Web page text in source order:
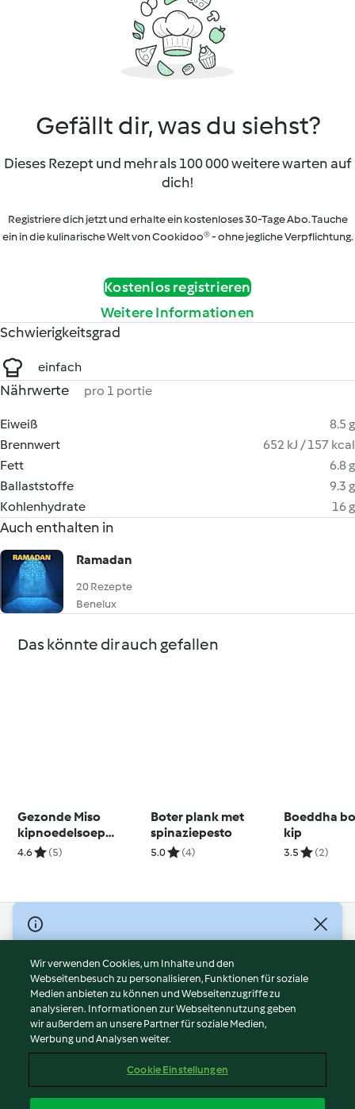
Gefällt dir, was du siehst?
Dieses Rezept und mehr als 100 000 weitere warten auf
dich!
Registriere dich jetzt und erhalte ein kostenloses 30-Tage Abo. Tauche
ein in die kulinarische Welt von Cookidoo® - ohne jegliche Verpflichtung.
Kostenlos registrieren
Weitere Informationen
Schwierigkeitsgrad
einfach
Nährwerte pro 1 portie
Eiweiß
8.5 g
Brennwert
652 kJ / 157 kcal
Fett
6.8 g
Ballaststoffe
9.3 g
Kohlenhydrate
16 g
Auch enthalten in
Ramadan
20 Rezepte
Benelux
Das könnte dir auch gefallen
Gezonde Miso
kipnoedelsoep
(Louise Keats)
4.6 (5)
Boter plank met
spinaziepesto
5.0 (4)
Boeddha
kip
3.5 (2)
© Copyright 2026
Nutzungsbedingungen
Datenschutzrichtlinien
Disclaimer
Impressum
Cookies
Abo kündigen
Wir verwenden Cookies, um Inhalte und den
Webseitenbesuch zu personalisieren, Funktionen für soziale
Medien anbieten zu können und Webseitenzugriffe zu
analysieren. Informationen zur Webseitennutzung geben
wir außerdem an unsere Partner für soziale Medien,
Werbung und Analysen weiter.
Cookie Einstellungen